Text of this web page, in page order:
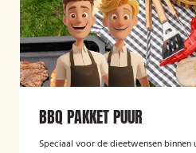
BBQ PAKKET PUUR
Speciaal voor de dieetwensen binnen